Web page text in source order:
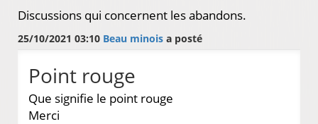
Discussions qui concernent les abandons.
25/10/2021 03:10 Beau minois a posté
Point rouge
Que signifie le point rouge
Merci